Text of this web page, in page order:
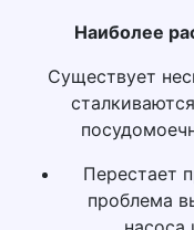
Наиболее
Существует
Перестает
проблема